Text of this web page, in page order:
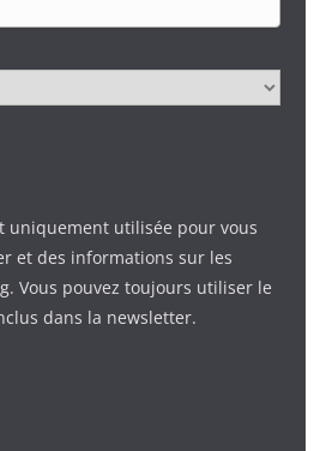
uniquement utilisée pour vous
et des informations sur les
Vous pouvez toujours utiliser le
dans la newsletter.